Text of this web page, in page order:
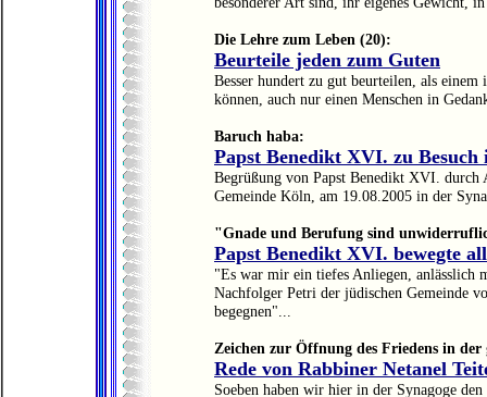
Die Lehre zum Leben (20):
Beurteile jeden zum Guten
Besser hundert zu gut beurteilen, als
können, auch nur einen Menschen in
Baruch haba:
Papst Benedikt XVI. zu
Begrüßung von Papst Benedikt XVI. durch
Gemeinde Köln, am 19.08.2005 in der
"Gnade und Berufung sind
Papst Benedikt XVI. bewegte
"Es war mir ein tiefes Anliegen, anlässlich
Nachfolger Petri der jüdischen Gemeinde
begegnen"...
Zeichen zur Öffnung des Friedens in der
Rede von Rabbiner Netanel
Soeben haben wir hier in der Synagoge